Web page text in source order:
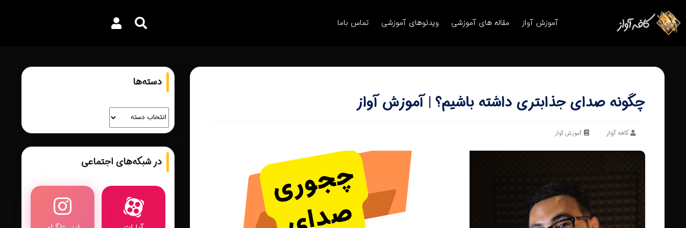
آموزش آواز مقاله های آموزشی ویدئوهای آموزشی تماس باما
چگونه صدای جذابتری داشته باشیم؟ | آموزش آواز
کافه آواز آموزش آواز
دسته‌ها
در شبکه‌های اجتماعی